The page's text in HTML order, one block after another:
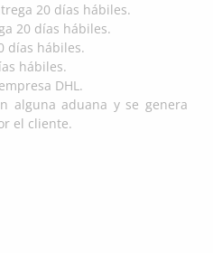
20 días hábiles.
20 días hábiles.
días hábiles.
hábiles.
DHL.
alguna aduana y se genera
el cliente.